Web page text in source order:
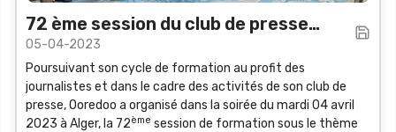
72 ème session du club de presse
Ooredoo
05-04-2023
Poursuivant son cycle de formation au profit des
journalistes et dans le cadre des activités de son club de
presse, Ooredoo a organisé dans la soirée du mardi 04 avril
2023 à Alger, la 72ème session de formation sous le thème